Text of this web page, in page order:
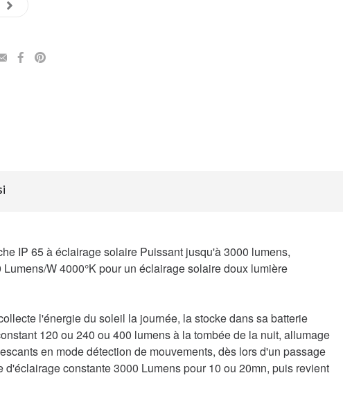
EMAILFACEBOOK
IP 65 à éclairage solaire Puissant jusqu'à 3000 lumens,
W 4000°K pour un éclairage solaire doux lumière
l'énergie du soleil la journée, la stocke dans sa batterie
120 ou 240 ou 400 lumens à la tombée de la nuit, allumage
en mode détection de mouvements, dès lors d'un passage
constante 3000 Lumens pour 10 ou 20mn, puis revient